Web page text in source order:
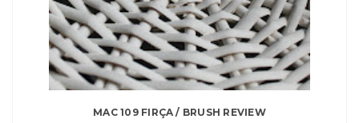
MAC 109 FIRÇA / BRUSH REVIEW